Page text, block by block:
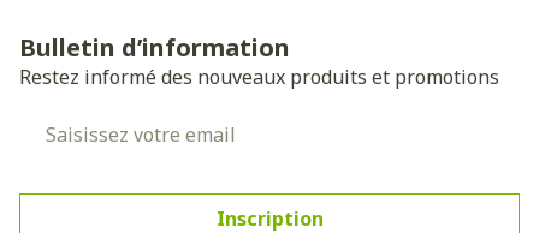
Bulletin d’information
Restez informé des nouveaux produits et promotions
Inscription